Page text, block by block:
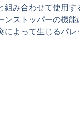
組み合わせて使用
ンストッパーの機
によって生じるパ